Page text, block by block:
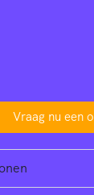
Vraag nu een